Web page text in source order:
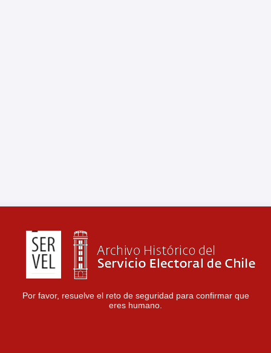
Por favor, resuelve el reto de seguridad para confirmar que
eres humano.